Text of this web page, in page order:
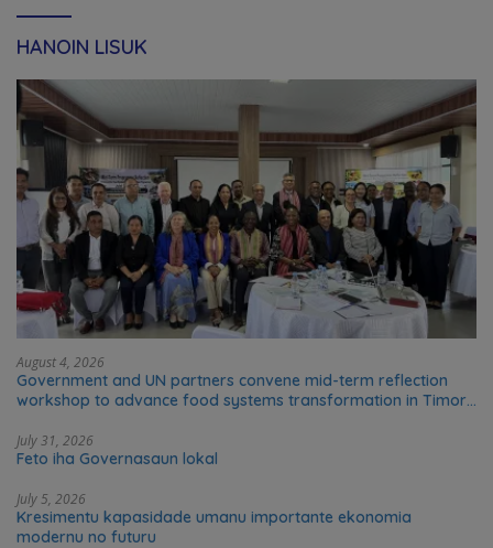
HANOIN LISUK
August 4, 2026
Government and UN partners convene mid-term reflection
workshop to advance food systems transformation in Timor-
July 31, 2026
Feto iha Governasaun lokal
July 5, 2026
Kresimentu kapasidade umanu importante ekonomia
modernu no futuru